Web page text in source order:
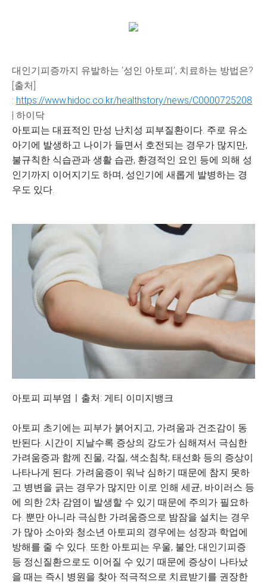
대인기피증까지 유발하는 ‘성인 아토피’, 치료하는 방법은?
[출처]
: https://www.hidoc.co.kr/healthstory/news/C0000725208
| 하이닥
아토피는 대표적인 만성 난치성 피부질환이다. 주로 유소
아기에 발생하고 나이가 들면서 호전되는 경우가 많지만,
불규칙한 식습관과 생활 습관, 환경적인 요인 등에 의해 성
인기까지 이어지기도 하며, 성인기에 새롭게 발병하는 경
우도 있다.
아토피 피부염ㅣ출처: 게티 이미지뱅크
아토피 초기에는 피부가 붉어지고, 가려움과 건조감이 동
반된다. 시간이 지날수록 증상의 강도가 심해져서 극심한
가려움증과 함께 진물, 각질, 색소침착, 태선화 등의 증상이
나타나게 된다. 가려움증이 워낙 심하기 때문에 참지 못하
고 병변을 긁는 경우가 많지만 이로 인해 세균, 바이러스 등
에 의한 2차 감염이 발생할 수 있기 때문에 주의가 필요하
다. 뿐만 아니라 극심한 가려움증으로 밤잠을 설치는 경우
가 많아 소아와 청소년 아토피의 경우에는 성장과 학업에
방해를 줄 수 있다. 또한 아토피는 우울, 불안, 대인기피증
등 정신질환으로도 이어질 수 있기 때문에 증상이 나타났
을 때는 즉시 병원을 찾아 적극적으로 치료받기를 권장한